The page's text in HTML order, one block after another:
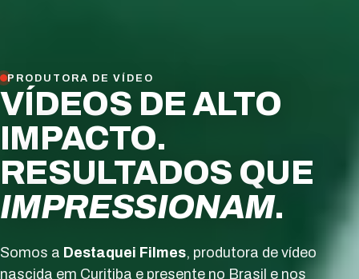
PRODUTORA DE VÍDEO
VÍDEOS DE ALTO
IMPACTO.
RESULTADOS QUE
IMPRESSIONAM.
Somos a Destaquei Filmes, produtora de vídeo
nascida em Curitiba e presente no Brasil e nos